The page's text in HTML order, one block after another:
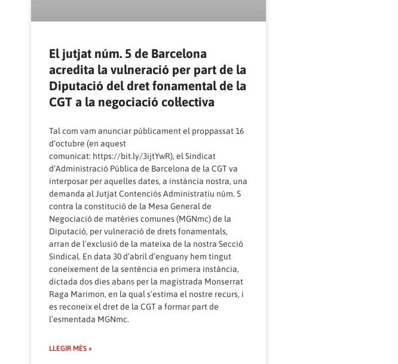
El jutjat núm. 5 de Barcelona
acredita la vulneració per part de la
Diputació del dret fonamental de la
CGT a la negociació col·lectiva
Tal com vam anunciar públicament el proppassat 16
d’octubre (en aquest
comunicat: https://bit.ly/3ijtYwR), el Sindicat
d’Administració Pública de Barcelona de la CGT va
interposar per aquelles dates, a instància nostra, una
demanda al Jutjat Contenciós Administratiu núm. 5
contra la constitució de la Mesa General de
Negociació de matèries comunes (MGNmc) de la
Diputació, per vulneració de drets fonamentals,
arran de l’exclusió de la mateixa de la nostra Secció
Sindical. En data 30 d’abril d’enguany hem tingut
coneixement de la sentència en primera instància,
dictada dos dies abans per la magistrada Monserrat
Raga Marimon, en la qual s’estima el nostre recurs, i
es reconeix el dret de la CGT a formar part de
l’esmentada MGNmc.
LLEGIR MÉS »